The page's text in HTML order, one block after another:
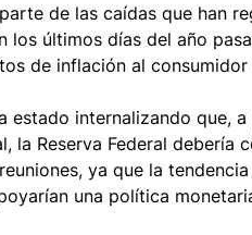
de las caídas que han
los últimos días del año
de inflación al
estado internalizando que,
la Reserva Federal debería
ya que la
una política